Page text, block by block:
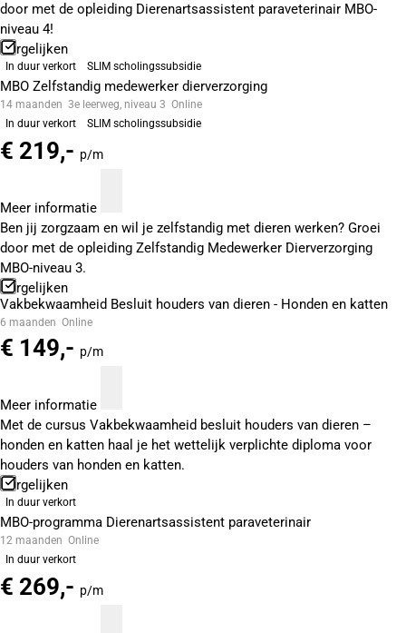
door met de opleiding Dierenartsassistent paraveterinair MBO-
niveau 4!
Vergelijken
In duur verkort SLIM scholingssubsidie
MBO Zelfstandig medewerker dierverzorging
14 maanden 3e leerweg, niveau 3 Online
In duur verkort
SLIM scholingssubsidie
€ 219,- p/m
Meer informatie
Ben jij zorgzaam en wil je zelfstandig met dieren werken? Groei
door met de opleiding Zelfstandig Medewerker Dierverzorging
MBO-niveau 3.
Vergelijken
Vakbekwaamheid Besluit houders van dieren - Honden en katten
6 maanden Online
€ 149,- p/m
Meer informatie
Met de cursus Vakbekwaamheid besluit houders van dieren –
honden en katten haal je het wettelijk verplichte diploma voor
houders van honden en katten.
Vergelijken
In duur verkort
MBO-programma Dierenartsassistent paraveterinair
12 maanden Online
In duur verkort
€ 269,- p/m